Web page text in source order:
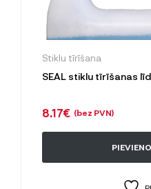
Stiklu tīrīšana
SEAL stiklu tīrīšanas
8.17€ (bez PVN)